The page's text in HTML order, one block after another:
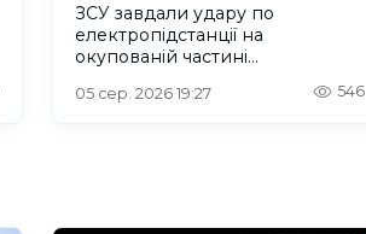
ЗСУ завдали удару по
електропідстанції на
окупованій частині
05 сер. 2026 19:27 546